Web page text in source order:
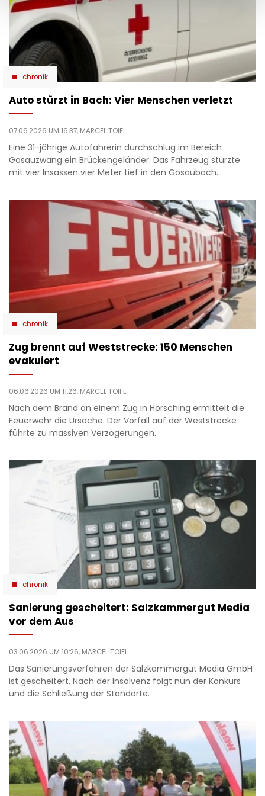
chronik
Auto stürzt in Bach: Vier Menschen verletzt
07.06.2026 UM 16:37, MARCEL TOIFL
Eine 31-jährige Autofahrerin durchschlug im Bereich
Gosauzwang ein Brückengeländer. Das Fahrzeug stürzte
mit vier Insassen vier Meter tief in den Gosaubach.
chronik
Zug brennt auf Weststrecke: 150 Menschen
evakuiert
06.06.2026 UM 11:26, MARCEL TOIFL
Nach dem Brand an einem Zug in Hörsching ermittelt die
Feuerwehr die Ursache. Der Vorfall auf der Weststrecke
führte zu massiven Verzögerungen.
chronik
Sanierung gescheitert: Salzkammergut Media
vor dem Aus
03.06.2026 UM 10:26, MARCEL TOIFL
Das Sanierungsverfahren der Salzkammergut Media GmbH
ist gescheitert. Nach der Insolvenz folgt nun der Konkurs
und die Schließung der Standorte.